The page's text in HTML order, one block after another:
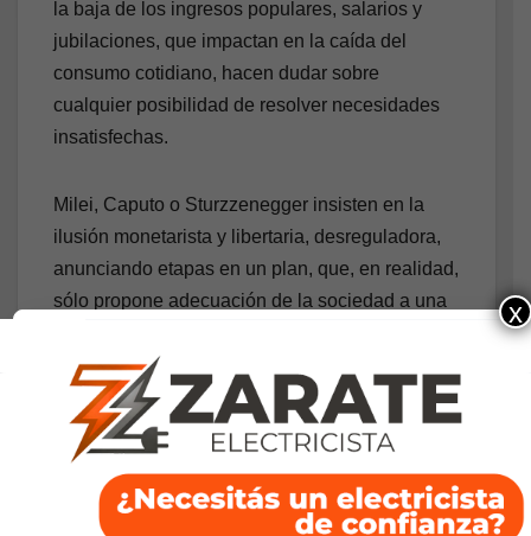
la baja de los ingresos populares, salarios y
jubilaciones, que impactan en la caída del
consumo cotidiano, hacen dudar sobre
cualquier posibilidad de resolver necesidades
insatisfechas.
Milei, Caputo o Sturzzenegger insisten en la
ilusión monetarista y libertaria, desreguladora,
anunciando etapas en un plan, que, en realidad,
sólo propone adecuación de la sociedad a una
transnacionalizada dirigida desde Washington.
Es un liberalismo que hace intervenir al Estado
según la necesidad, sea para eliminar
transitoriamente las retenciones a las
exportaciones agro ganaderas, negociación
x